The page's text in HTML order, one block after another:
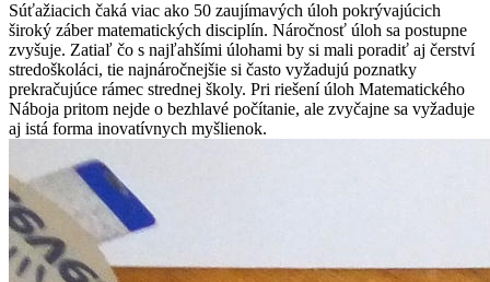
Súťažiacich čaká viac ako 50 zaujímavých úloh pokrývajúcich
široký záber matematických disciplín. Náročnosť úloh sa postupne
zvyšuje. Zatiaľ čo s najľahšími úlohami by si mali poradiť aj čerství
stredoškoláci, tie najnáročnejšie si často vyžadujú poznatky
prekračujúce rámec strednej školy. Pri riešení úloh Matematického
Náboja pritom nejde o bezhlavé počítanie, ale zvyčajne sa vyžaduje
aj istá forma inovatívnych myšlienok.